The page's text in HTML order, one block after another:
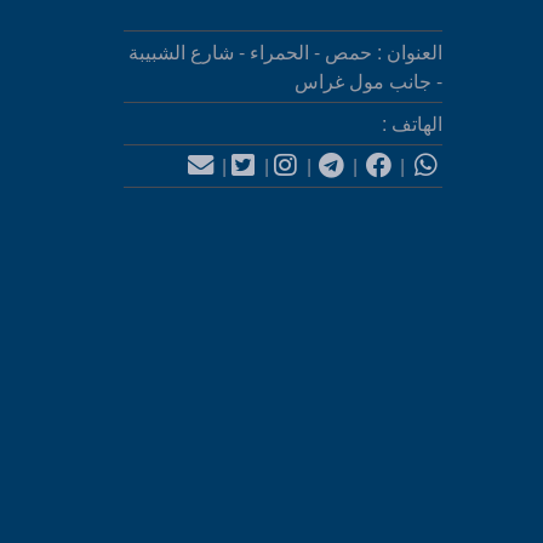
العنوان : حمص - الحمراء - شارع الشبيبة
- جانب مول غراس
الهاتف :
|
|
|
|
|